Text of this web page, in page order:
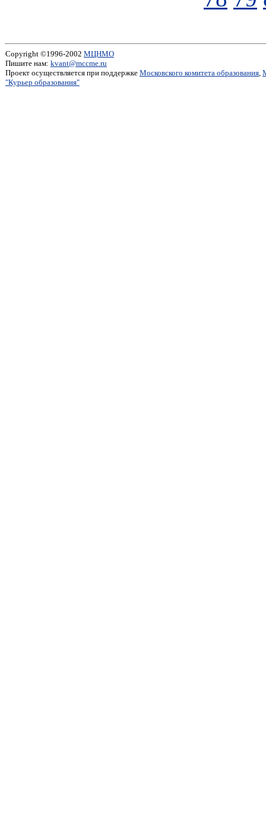
Copyright ©1996-2002 МЦНМО
Пишите нам: kvant@mccme.ru
Проект осуществляется при поддержке Московского комитета образования,
"Курьер образования"